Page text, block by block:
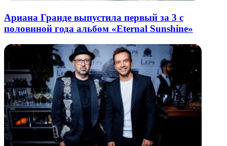
Ариана Гранде выпустила первый за 3 с
половиной года альбом «Eternal Sunshine»